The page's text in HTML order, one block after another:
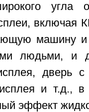
угла
включая
машину и
людьми, и
дверь с
и т.д.,
эффект